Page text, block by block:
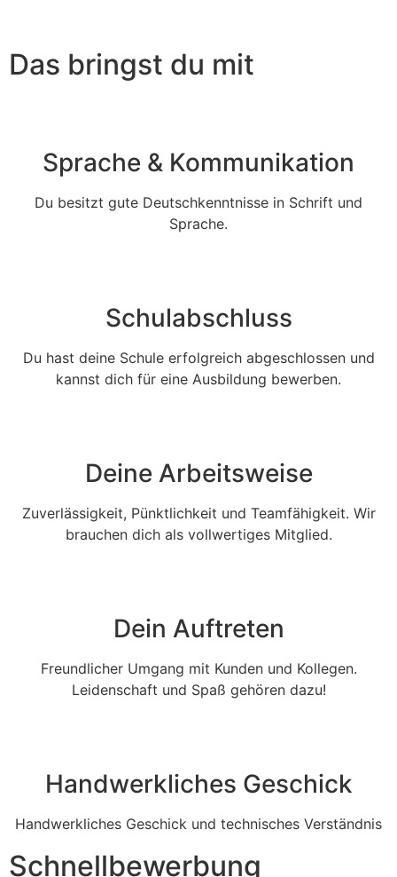
Das bringst du mit
Sprache & Kommunikation
Du besitzt gute Deutschkenntnisse in Schrift und
Sprache.
Schulabschluss
Du hast deine Schule erfolgreich abgeschlossen und
kannst dich für eine Ausbildung bewerben.
Deine Arbeitsweise
Zuverlässigkeit, Pünktlichkeit und Teamfähigkeit. Wir
brauchen dich als vollwertiges Mitglied.
Dein Auftreten
Freundlicher Umgang mit Kunden und Kollegen.
Leidenschaft und Spaß gehören dazu!
Handwerkliches Geschick
Handwerkliches Geschick und technisches Verständnis
Schnellbewerbung